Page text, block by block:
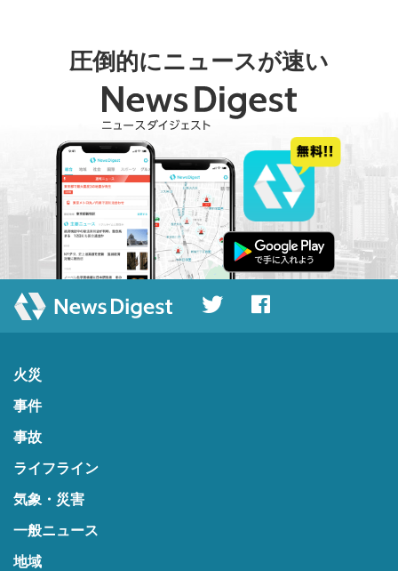
圧倒的にニュースが速い
火災
事件
事故
ライフライン
気象・災害
一般ニュース
地域